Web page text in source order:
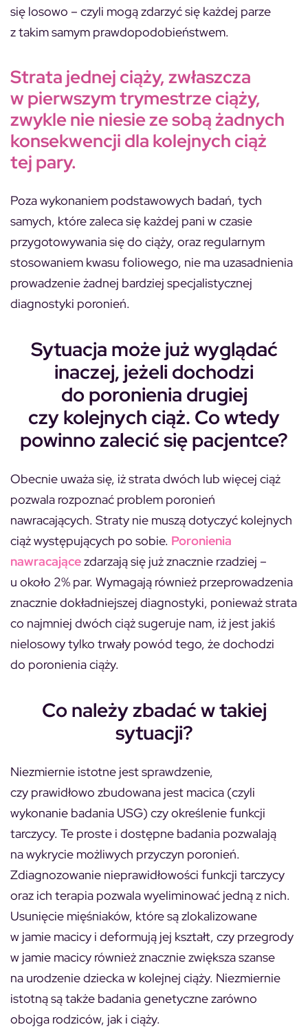
się losowo – czyli mogą zdarzyć się każdej parze
z takim samym prawdopodobieństwem.
Strata jednej ciąży, zwłaszcza
w pierwszym trymestrze ciąży,
zwykle nie niesie ze sobą żadnych
konsekwencji dla kolejnych ciąż
tej pary.
Poza wykonaniem podstawowych badań, tych
samych, które zaleca się każdej pani w czasie
przygotowywania się do ciąży, oraz regularnym
stosowaniem kwasu foliowego, nie ma uzasadnienia
prowadzenie żadnej bardziej specjalistycznej
diagnostyki poronień.
Sytuacja może już wyglądać
inaczej, jeżeli dochodzi
do poronienia drugiej
czy kolejnych ciąż. Co wtedy
powinno zalecić się pacjentce?
Obecnie uważa się, iż strata dwóch lub więcej ciąż
pozwala rozpoznać problem poronień
nawracających. Straty nie muszą dotyczyć kolejnych
ciąż występujących po sobie. Poronienia
nawracającezdarzają się już znacznie rzadziej –
u około 2% par. Wymagają również przeprowadzenia
znacznie dokładniejszej diagnostyki, ponieważ strata
co najmniej dwóch ciąż sugeruje nam, iż jest jakiś
nielosowy tylko trwały powód tego, że dochodzi
do poronienia ciąży.
Co należy zbadać w takiej
sytuacji?
Niezmiernie istotne jest sprawdzenie,
czy prawidłowo zbudowana jest macica (czyli
wykonanie badania USG) czy określenie funkcji
tarczycy. Te proste i dostępne badania pozwalają
na wykrycie możliwych przyczyn poronień.
Zdiagnozowanie nieprawidłowości funkcji tarczycy
oraz ich terapia pozwala wyeliminować jedną z nich.
Usunięcie mięśniaków, które są zlokalizowane
w jamie macicy i deformują jej kształt, czy przegrody
w jamie macicy również znacznie zwiększa szanse
na urodzenie dziecka w kolejnej ciąży. Niezmiernie
istotną są także badania genetyczne zarówno
obojga rodziców, jak i ciąży.